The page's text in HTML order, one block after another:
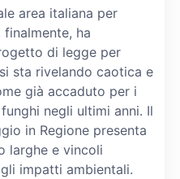
area italiana per
ha
di legge per
sta rivelando caotica e
già accaduto per i
negli ultimi anni. Il
in Regione presenta
larghe e vincoli
impatti ambientali.